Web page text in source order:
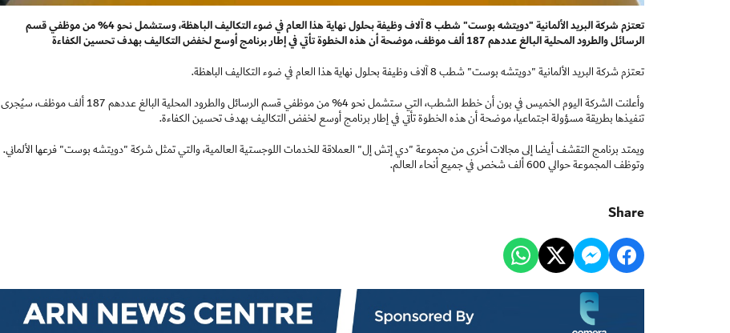
تعتزم شركة البريد الألمانية "دويتشه بوست" شطب 8 آلاف وظيفة بحلول نهاية هذا العام في ضوء التكاليف الباهظة، وستشمل نحو 4% من موظفي قسم
الرسائل والطرود المحلية البالغ عددهم 187 ألف موظف، موضحة أن هذه الخطوة تأتي في إطار برنامج أوسع لخفض التكاليف بهدف تحسين الكفاءة
تعتزم شركة البريد الألمانية "دويتشه بوست" شطب 8 آلاف وظيفة بحلول نهاية هذا العام في ضوء التكاليف الباهظة.
وأعلنت الشركة اليوم الخميس في بون أن خطط الشطب، التي ستشمل نحو 4% من موظفي قسم الرسائل والطرود المحلية البالغ عددهم 187 ألف موظف، سيُجرى
تنفيذها بطريقة مسؤولة اجتماعيا، موضحة أن هذه الخطوة تأتي في إطار برنامج أوسع لخفض التكاليف بهدف تحسين الكفاءة.
ويمتد برنامج التقشف أيضا إلى مجالات أخرى من مجموعة "دي إتش إل" العملاقة للخدمات اللوجستية العالمية، والتي تمثل شركة "دويتشه بوست" فرعها الألماني.
وتوظف المجموعة حوالي 600 ألف شخص في جميع أنحاء العالم.
Share